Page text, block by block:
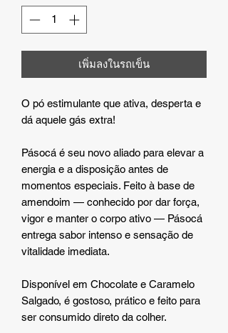
เพิ่มลงในรถเข็น
O pó estimulante que ativa, desperta e
dá aquele gás extra!
Pásocá é seu novo aliado para elevar a
energia e a disposição antes de
momentos especiais. Feito à base de
amendoim — conhecido por dar força,
vigor e manter o corpo ativo — Pásocá
entrega sabor intenso e sensação de
vitalidade imediata.
Disponível em Chocolate e Caramelo
Salgado, é gostoso, prático e feito para
ser consumido direto da colher.